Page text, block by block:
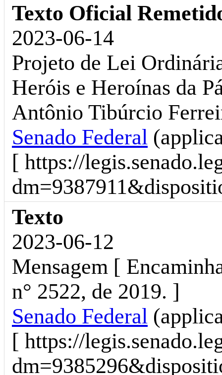
Texto Oficial
2023-06-14
Projeto de Lei
Heróis e Heroínas da
Antônio Tibúrcio
Senado Federal
[ https://
Texto
2023-06-12
Mensagem [
n° 2522, de 2019. ]
Senado Federal
[ https://